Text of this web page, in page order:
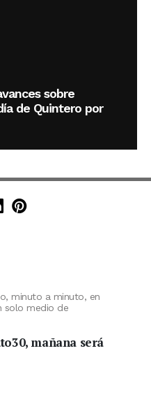
sobre
de Quintero por
X (Twitter)
en TikTok
de Minuto30 en
Minuto30 en LinkedIn
Minuto30 en
minuto a minuto, en
solo medio de
mañana será